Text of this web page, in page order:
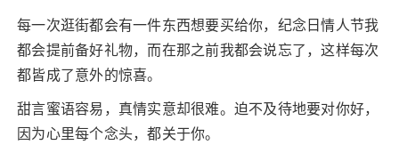
每一次逛街都会有一件东西想要买给你，纪念日情人节我
都会提前备好礼物，而在那之前我都会说忘了，这样每次
都皆成了意外的惊喜。
甜言蜜语容易，真情实意却很难。迫不及待地要对你好，
因为心里每个念头，都关于你。